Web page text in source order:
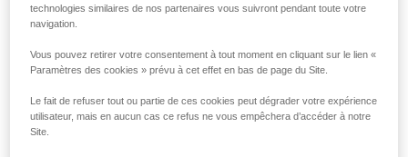
Dans le cas de deux ou trois personnes connectées avec
des longes de retenue sur une terrasse bien délimitée, à
l’abri de tout risque de chute, un seul GRILLON installé en
technologies similaires de nos partenaires vous suivront pendant toute votre
navigation.
Vous pouvez retirer votre consentement à tout moment en cliquant sur le lien «
Paramètres des cookies » prévu à cet effet en bas de page du Site.
Le fait de refuser tout ou partie de ces cookies peut dégrader votre expérience
utilisateur, mais en aucun cas ce refus ne vous empêchera d’accéder à notre
Site.